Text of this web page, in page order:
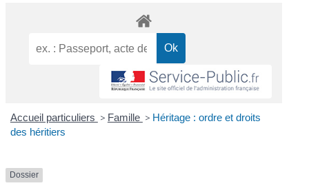
Accueil particuliers > Famille > Héritage : ordre et droits
des héritiers
Dossier